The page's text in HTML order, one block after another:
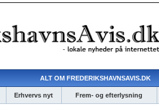
ALT OM FREDERIKSHAVNSAVIS.DK
Erhvervs nyt Frem- og efterlysning